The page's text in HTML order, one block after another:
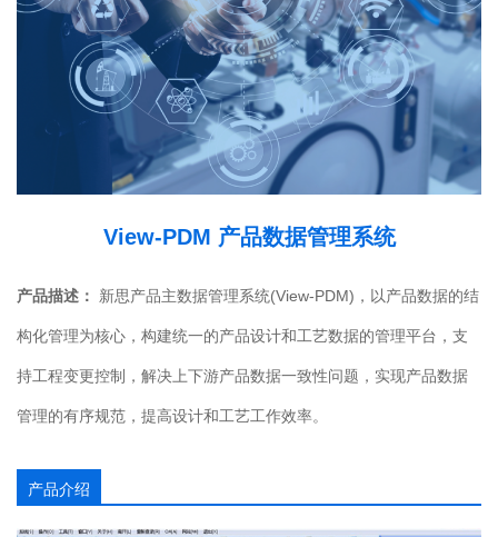
View-PDM 产品数据管理系统
产品描述： 新思产品主数据管理系统(View-PDM)，以产品数据的结
构化管理为核心，构建统一的产品设计和工艺数据的管理平台，支
持工程变更控制，解决上下游产品数据一致性问题，实现产品数据
管理的有序规范，提高设计和工艺工作效率。
产品介绍